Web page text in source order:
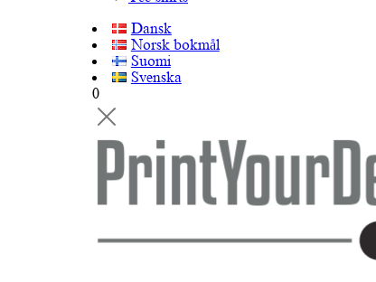
Dansk
Norsk bokmål
Suomi
Svenska
0